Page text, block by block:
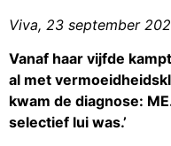
Viva, 23 september
Vanaf haar vijfde
al met
kwam de diagnose:
selectief lui was.’